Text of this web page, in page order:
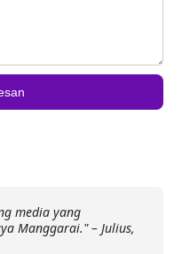
media yang
Manggarai." – Julius,